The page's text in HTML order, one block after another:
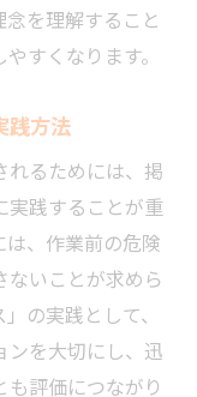
を理解すること
すくなります。
践方法
れるためには、掲
実践することが重
、作業前の危険
いことが求めら
の実践として、
ンを大切にし、迅
評価につながり